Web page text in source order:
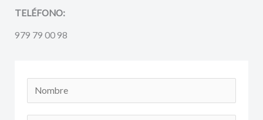
TELÉFONO:
979 79 00 98